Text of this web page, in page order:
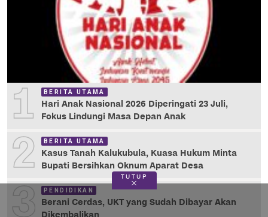
1 BERITA UTAMA
Hari Anak Nasional 2026 Diperingati 23 Juli,
Fokus Lindungi Masa Depan Anak
2 BERITA UTAMA
Kasus Tanah Kalukubula, Kuasa Hukum Minta
Bupati Bersihkan Oknum Aparat Desa
3 PENDIDIKAN
Berani Cerdas, UKT yang Sudah Dibayar Akan
TUTUP